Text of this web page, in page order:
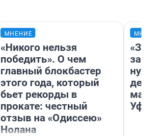
МНЕНИЕ
«Никого нельзя
победить». О чем
главный блокбастер
этого года, который
бьет рекорды в
прокате: честный
отзыв на «Одиссею»
Нолана
дела
Уфа